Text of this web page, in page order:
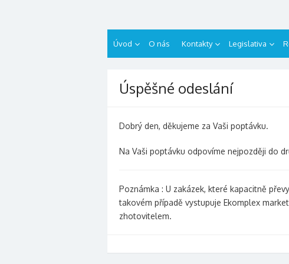
Úvod O nás Kontakty Legislativa
Úspěšné odeslání
Dobrý den, děkujeme za Vaši poptávku.
Na Vaši poptávku odpovíme nejpozději do
Poznámka : U zakázek, které kapacitně
takovém případě vystupuje Ekomplex
zhotovitelem.